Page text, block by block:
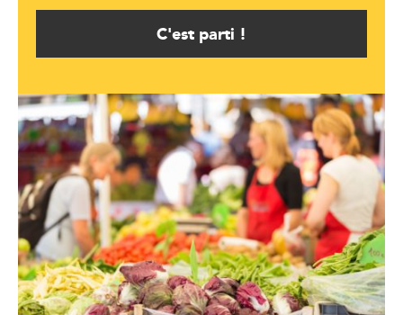
C'est parti !